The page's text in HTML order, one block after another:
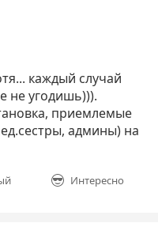
каждый случай
не угодишь))).
приемлемые
админы) на
Интересно